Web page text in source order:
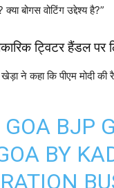
बोगस वोटिंग उद्देश्य है?”
ट्विटर हैंडल पर
ने कहा कि पीएम मोदी की
BJP
BY